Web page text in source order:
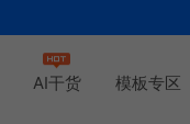
AI干货 模板专区